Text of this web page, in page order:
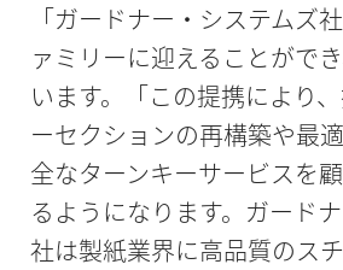
「ガードナー・システムズ
ァミリーに迎えることがで
います。「この提携により
ーセクションの再構築や最
全なターンキーサービスを
るようになります。ガード
社は製紙業界に高品質のス